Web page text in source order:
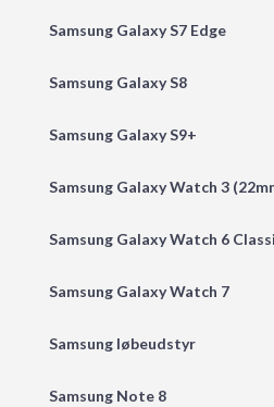
Samsung Galaxy S7 Edge
Samsung Galaxy S8
Samsung Galaxy S9+
Samsung Galaxy Watch 3
Samsung Galaxy Watch 6
Samsung Galaxy Watch 7
Samsung løbeudstyr
Samsung Note 8